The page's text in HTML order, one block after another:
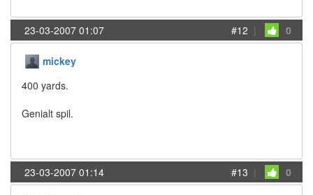
23-03-2007 01:07 #12 | 0
mickey
400 yards.
Genialt spil.
23-03-2007 01:14 #13 | 0